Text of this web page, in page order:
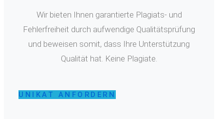
Wir bieten Ihnen garantierte Plagiats- und
Fehlerfreiheit durch aufwendige Qualitätsprüfung
und beweisen somit, dass Ihre Unterstützung
Qualität hat. Keine Plagiate.
UNIKAT ANFORDERN